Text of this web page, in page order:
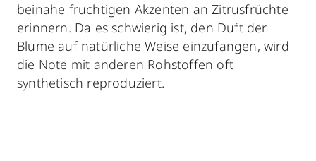
beinahe fruchtigen Akzenten anZitrusfrüchte
erinnern. Da es schwierig ist, den Duft der
Blume auf natürliche Weise einzufangen, wird
die Note mit anderen Rohstoffen oft
synthetisch reproduziert.